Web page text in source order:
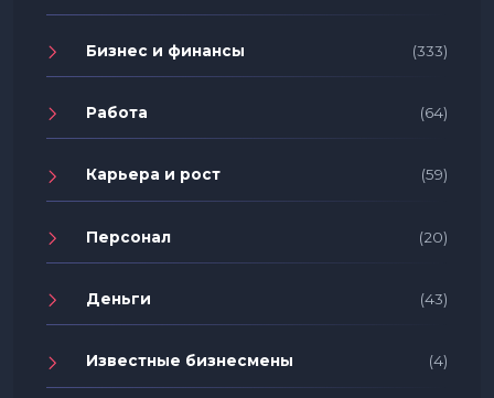
Бизнес и финансы (333)
Работа (64)
Карьера и рост (59)
Персонал (20)
Деньги (43)
Известные бизнесмены (4)